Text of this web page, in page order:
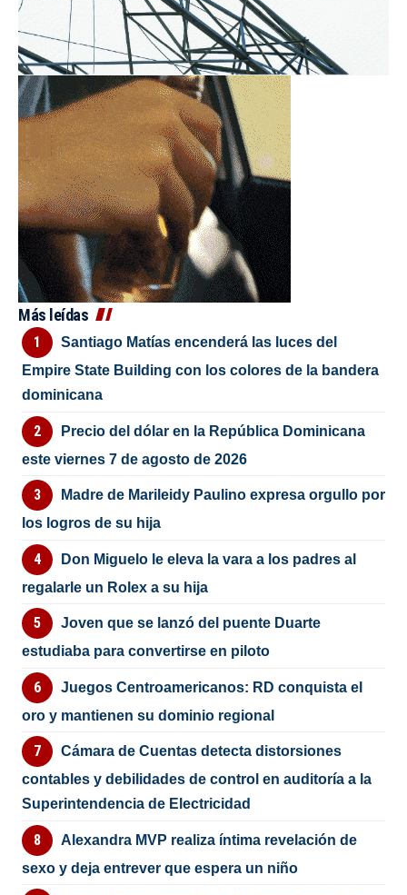
Más leídas
Santiago Matías encenderá las luces del
Empire State Building con los colores de la bandera
dominicana
Precio del dólar en la República Dominicana
este viernes 7 de agosto de 2026
Madre de Marileidy Paulino expresa orgullo por
los logros de su hija
Don Miguelo le eleva la vara a los padres al
regalarle un Rolex a su hija
Joven que se lanzó del puente Duarte
estudiaba para convertirse en piloto
Juegos Centroamericanos: RD conquista el
oro y mantienen su dominio regional
Cámara de Cuentas detecta distorsiones
contables y debilidades de control en auditoría a la
Superintendencia de Electricidad
Alexandra MVP realiza íntima revelación de
sexo y deja entrever que espera un niño